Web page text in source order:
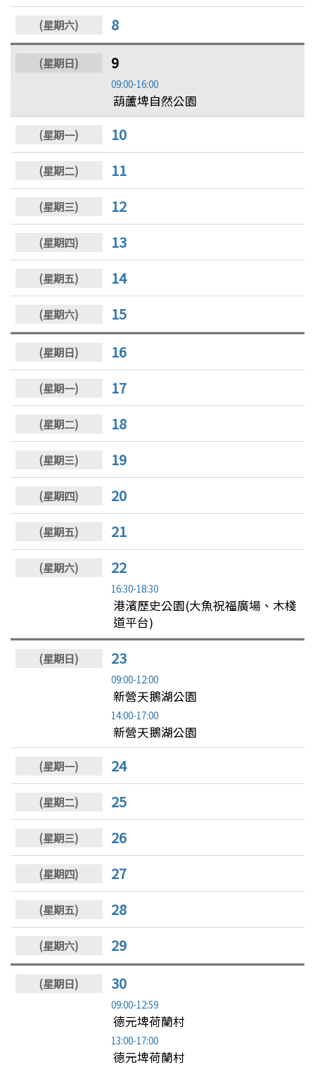
8
9
09:00-16:00
葫蘆埤自然公園
10
11
12
13
14
15
16
17
18
19
20
21
22
16:30-18:30
港濱歷史公園(大魚祝福廣場、木棧
道平台)
23
09:00-12:00
新營天鵝湖公園
14:00-17:00
新營天鵝湖公園
24
25
26
27
28
29
30
09:00-12:59
德元埤荷蘭村
13:00-17:00
德元埤荷蘭村